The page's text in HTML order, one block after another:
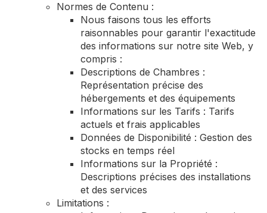
Normes de Contenu :
Nous faisons tous les efforts
raisonnables pour garantir l'exactitude
des informations sur notre site Web, y
compris :
Descriptions de Chambres :
Représentation précise des
hébergements et des équipements
Informations sur les Tarifs : Tarifs
actuels et frais applicables
Données de Disponibilité : Gestion des
stocks en temps réel
Informations sur la Propriété :
Descriptions précises des installations
et des services
Limitations :